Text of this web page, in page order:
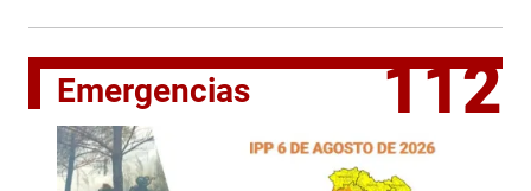
Emergencias 112